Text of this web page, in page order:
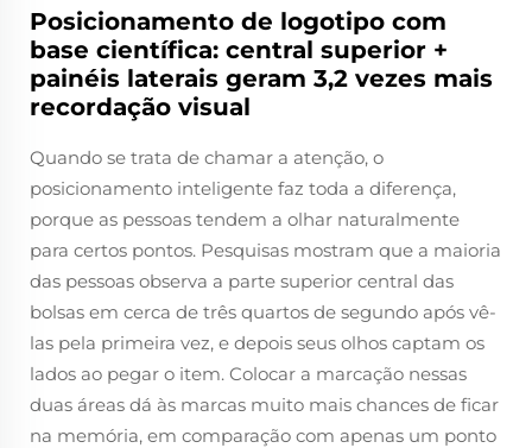
Posicionamento de logotipo com
base científica: central superior +
painéis laterais geram 3,2 vezes mais
recordação visual
Quando se trata de chamar a atenção, o
posicionamento inteligente faz toda a diferença,
porque as pessoas tendem a olhar naturalmente
para certos pontos. Pesquisas mostram que a maioria
das pessoas observa a parte superior central das
bolsas em cerca de três quartos de segundo após vê-
las pela primeira vez, e depois seus olhos captam os
lados ao pegar o item. Colocar a marcação nessas
duas áreas dá às marcas muito mais chances de ficar
na memória, em comparação com apenas um ponto